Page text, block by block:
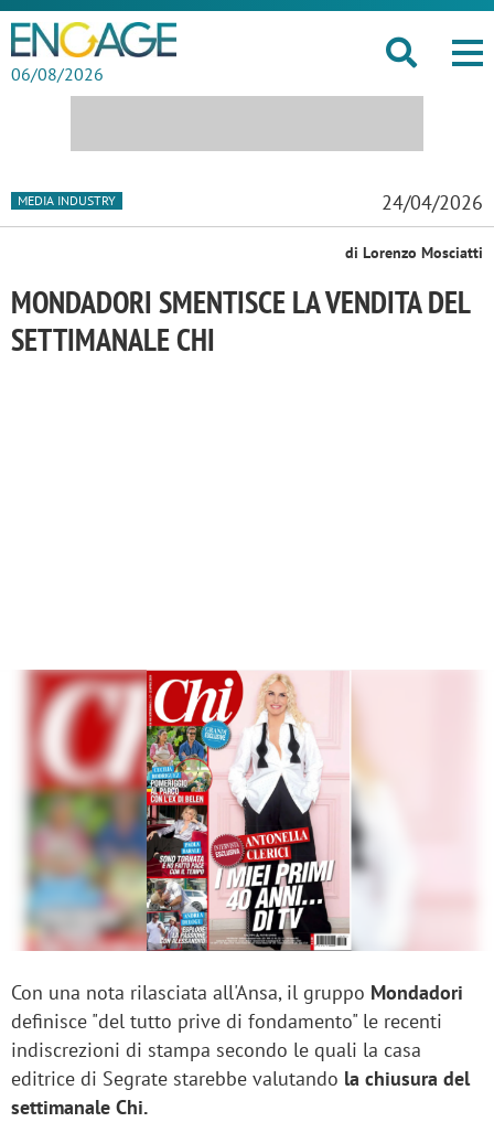
06/08/2026
MEDIA INDUSTRY 24/04/2026
di Lorenzo Mosciatti
MONDADORI SMENTISCE LA VENDITA DEL
SETTIMANALE CHI
Con una nota rilasciata all'Ansa, il gruppo Mondadori
definisce "del tutto prive di fondamento" le recenti
indiscrezioni di stampa secondo le quali la casa
editrice di Segrate starebbe valutando la chiusura del
settimanale Chi.